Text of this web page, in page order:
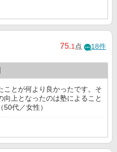
75.1点 18件
ことが何より良かったです。そ
向上となったのは塾によること
代／女性）